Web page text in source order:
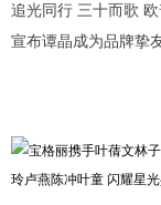
抗衰养发与美体秘
电影《大唐妖探》
《汪汪队立大功大
追光同行 三十而歌
宣布谭晶成为品牌挚